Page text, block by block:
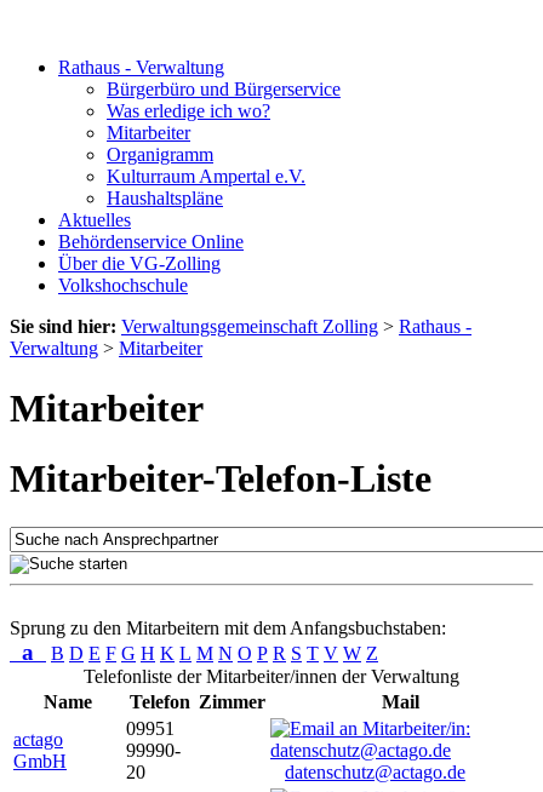
Rathaus - Verwaltung
Bürgerbüro und Bürgerservice
Was erledige ich wo?
Mitarbeiter
Organigramm
Kulturraum Ampertal e.V.
Haushaltspläne
Aktuelles
Behördenservice Online
Über die VG-Zolling
Volkshochschule
Sie sind hier: Verwaltungsgemeinschaft Zolling > Rathaus -
Verwaltung > Mitarbeiter
Mitarbeiter
Mitarbeiter-Telefon-Liste
Sprung zu den Mitarbeitern mit dem Anfangsbuchstaben:
a B D E F G H K L M N O P R S T V W Z
Telefonliste der Mitarbeiter/innen der Verwaltung
Name
Telefon Zimmer
Mail
actago
GmbH
09951
99990-
20
datenschutz@actago.de